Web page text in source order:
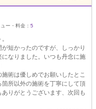
ュー・料金： 5
短かったのですが、しっかり
なりました。いつも丹念に施
術は優しめでお願いしたとこ
所以外の施術を丁寧にして頂
りがとうございます、次回も